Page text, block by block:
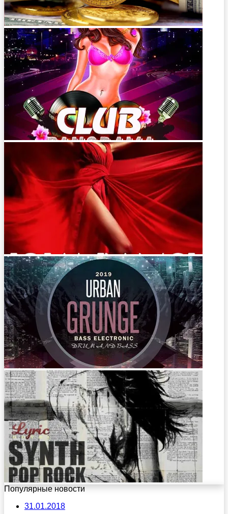
Популярные новости
31.01.2018